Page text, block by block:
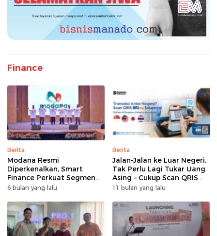
Finance
Berita
Modana Resmi
Diperkenalkan, Smart
Finance Perkuat Segmen
Pembiayaan Multiguna
6 bulan yang lalu
Berita
Jalan-Jalan ke Luar Negeri,
Tak Perlu Lagi Tukar Uang
Asing – Cukup Scan QRIS
Pakai BRImo
11 bulan yang lalu